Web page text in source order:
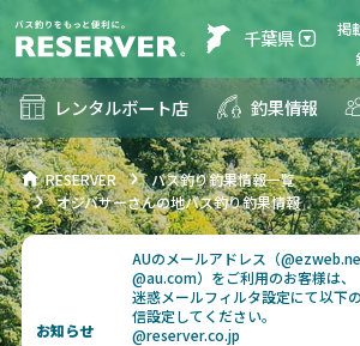
千葉県 掲
レンタルボート店 釣果情報
RESERVER
バス釣り釣果情報一覧
オジバサーさんの地バス釣り釣果情報
お知らせ
AUのメールアドレス（
@au.com）をご利用のお客様は、
迷惑メールフィルタ設定にて以下
信設定してください。
@reserver.co.jp